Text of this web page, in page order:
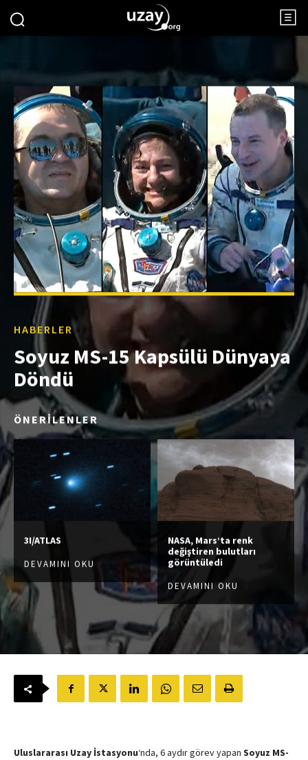
HABERLER
Soyuz MS-15 Kapsülü Dünyaya
Döndü
ÖNERİLENLER
3I/ATLAS
DEVAMINI OKU
NASA, Mars’ta renk
değiştiren bulutları
görüntüledi
DEVAMINI OKU
Uluslararası Uzay İstasyonu‘nda, 6 aydır görev yapan Soyuz MS-